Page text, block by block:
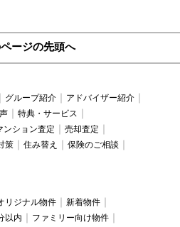
ージの先頭へ
グループ紹介
アドバイザー紹介
特典・サービス
ンション査定
売却査定
策 住み替え
保険のご相談
リジナル物件
新着物件
以内
ファミリー向け物件